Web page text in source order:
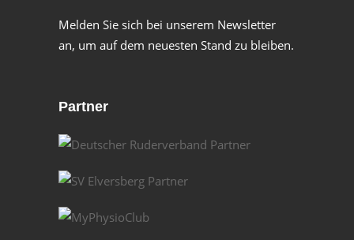
Melden Sie sich bei unserem Newsletter
an, um auf dem neuesten Stand zu bleiben.
Partner